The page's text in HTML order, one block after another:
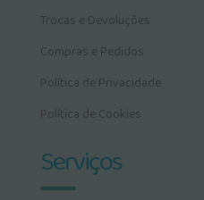
Trocas e Devoluções
Compras e Pedidos
Política de Privacidade
Política de Cookies
Serviços